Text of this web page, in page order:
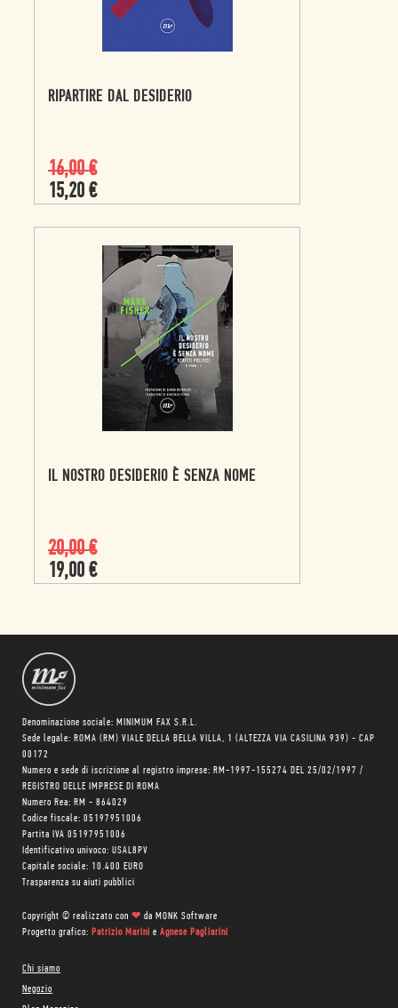
RIPARTIRE DAL DESIDERIO
16,00€
15,20 €
IL NOSTRO DESIDERIO È SENZA NOME
20,00€
19,00 €
Denominazione sociale: MINIMUM FAX S.R.L.
Sede legale: ROMA (RM) VIALE DELLA BELLA VILLA, 1 (ALTEZZA VIA CASILINA 939) - CAP
00172
Numero e sede di iscrizione al registro imprese: RM-1997-155274 DEL 25/02/1997 /
REGISTRO DELLE IMPRESE DI ROMA
Numero Rea: RM - 864029
Codice fiscale: 05197951006
Partita IVA 05197951006
Identificativo univoco: USAL8PV
Capitale sociale: 10.400 EURO
Trasparenza su aiuti pubblici
Copyright © realizzato con ❤ da MONK Software
Progetto grafico: Patrizio Marini e Agnese Pagliarini
Chi siamo
Negozio